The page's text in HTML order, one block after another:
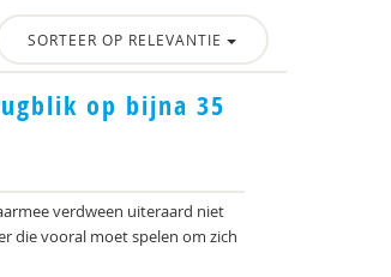
SORTEER OP RELEVANTIE
op bijna 35
verdween uiteraard niet
die vooral moet spelen om zich